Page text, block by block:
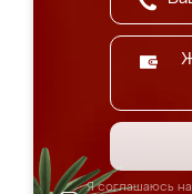
Я соглашаюсь